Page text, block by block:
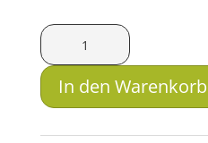
Anschütz
6827
Dioptersatz
Biathlon
In den Warenkorb